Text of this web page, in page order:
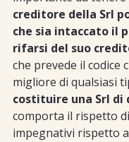
creditore della Srl
che sia intaccato il
rifarsi del suo
che prevede il codice
migliore di qualsiasi
costituire una Srl di
comporta il rispetto
impegnativi rispetto